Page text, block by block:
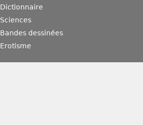
Dictionnaire
Sciences
Bandes dessinées
Erotisme